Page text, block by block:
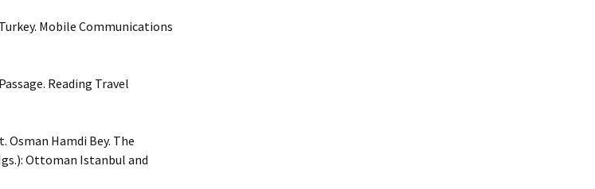
Mobile Communications
Reading Travel
Hamdi Bey. The
Ottoman Istanbul and